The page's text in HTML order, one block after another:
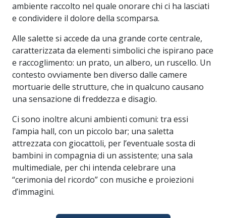
ambiente raccolto nel quale onorare chi ci ha lasciati
e condividere il dolore della scomparsa.
Alle salette si accede da una grande corte centrale,
caratterizzata da elementi simbolici che ispirano pace
e raccoglimento: un prato, un albero, un ruscello. Un
contesto ovviamente ben diverso dalle camere
mortuarie delle strutture, che in qualcuno causano
una sensazione di freddezza e disagio.
Ci sono inoltre alcuni ambienti comuni: tra essi
l’ampia hall, con un piccolo bar; una saletta
attrezzata con giocattoli, per l’eventuale sosta di
bambini in compagnia di un assistente; una sala
multimediale, per chi intenda celebrare una
“cerimonia del ricordo” con musiche e proiezioni
d’immagini.